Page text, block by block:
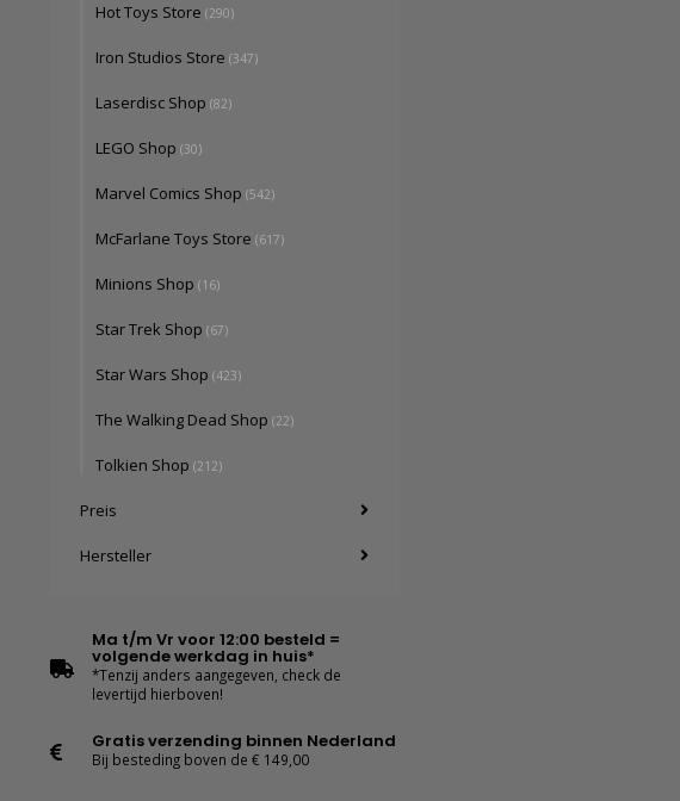
Hot Toys Store (290)
Iron Studios Store (347)
Laserdisc Shop (82)
LEGO Shop (30)
Marvel Comics Shop (542)
McFarlane Toys Store (617)
Minions Shop (16)
Star Trek Shop (67)
Star Wars Shop (423)
The Walking Dead Shop (22)
Tolkien Shop (212)
Preis
Hersteller
Ma t/m Vr voor 12:00 besteld =
volgende werkdag in huis*
*Tenzij anders aangegeven, check de
levertijd hierboven!
Gratis verzending binnen Nederland
Bij besteding boven de € 149,00